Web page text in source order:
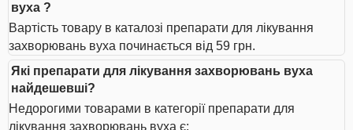
вуха ?
Вартість товару в каталозі препарати для лікування
захворювань вуха починається від 59 грн.
Які препарати для лікування захворювань вуха
найдешевші?
Недорогими товарами в категорії препарати для
лікування захворювань вуха є: